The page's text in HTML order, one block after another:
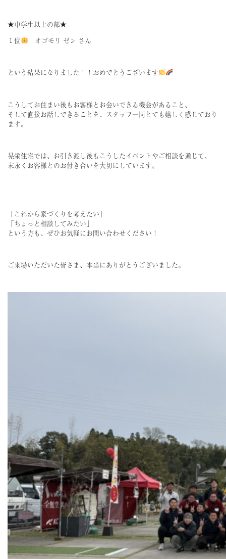
★中学生以上の部★
１位
オゴモリ ゼン さん
という結果になりました！！おめでとうございます
こうしてお住まい後もお客様とお会いできる機会があること、
そして直接お話しできることを、スタッフ一同とても嬉しく感じており
ます。
晃栄住宅では、お引き渡し後もこうしたイベントやご相談を通じて、
末永くお客様とのお付き合いを大切にしています。
「これから家づくりを考えたい」
「ちょっと相談してみたい」
という方も、ぜひお気軽にお問い合わせください！
ご来場いただいた皆さま、本当にありがとうございました。